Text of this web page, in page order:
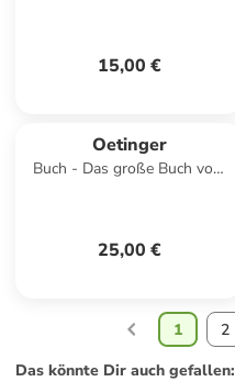
15,00 €
Oetinger
Buch - Das große Buch vom
25,00 €
1 2
Das könnte Dir auch gefallen: